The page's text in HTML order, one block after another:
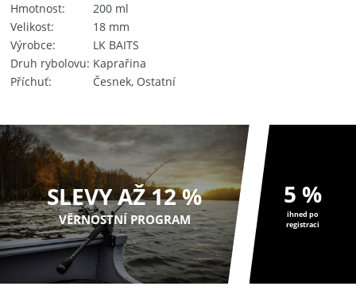
Hmotnost
200 ml
Velikost
18 mm
Výrobce
LK BAITS
Druh rybolovu Kaprařina
Příchuť
Česnek, Ostatní
SLEVY AŽ 12 %
VĚRNOSTNÍ PROGRAM
5 %
ihned po
registraci